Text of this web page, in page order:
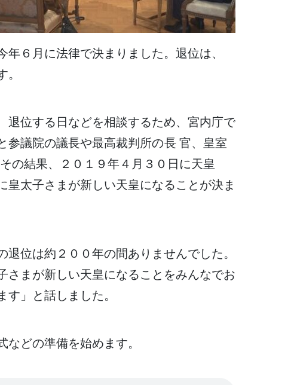
年 ６ 月 に法律で決まりました。 退位は、
。
退位する 日 などを相談するため、 宮内庁で
参議院の議長や最高裁判所の長官、 皇室
の結果、２０１９ 年４ 月 ３０ 日 に天皇
皇太子さまが新しい天皇になることが決ま
退位は約 ２００年の間ありませんでした。
さまが新しい天皇になることをみんなでお
す」と話しました。
などの準備を始めます。